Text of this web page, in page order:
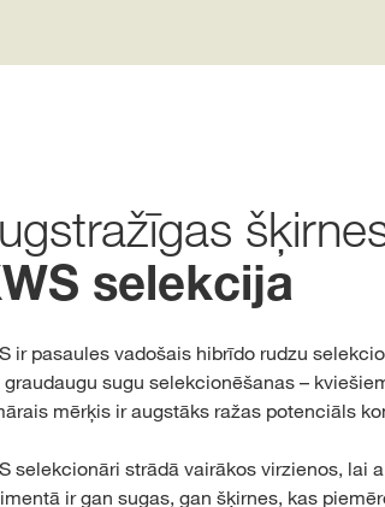
selekcija
ir pasaules vadošais hibrīdo rudzu
sugu selekcionēšanas –
mērķis ir augstāks ražas potenciāls
selekcionāri strādā vairākos virzienos, lai
ir gan sugas, gan šķirnes, kas